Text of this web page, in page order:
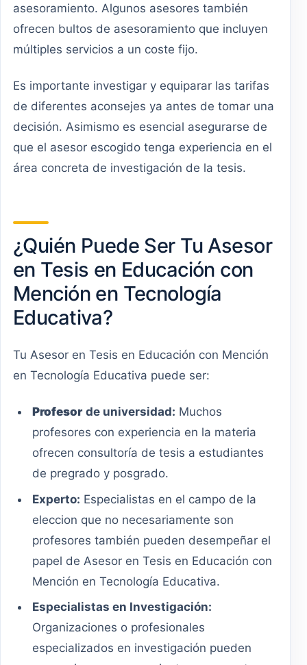
asesoramiento. Algunos asesores también
ofrecen bultos de asesoramiento que incluyen
múltiples servicios a un coste fijo.
Es importante investigar y equiparar las tarifas
de diferentes aconsejes ya antes de tomar una
decisión. Asimismo es esencial asegurarse de
que el asesor escogido tenga experiencia en el
área concreta de investigación de la tesis.
¿Quién Puede Ser Tu Asesor
en Tesis en Educación con
Mención en Tecnología
Educativa?
Tu Asesor en Tesis en Educación con Mención
en Tecnología Educativa puede ser:
Profesor de universidad: Muchos
profesores con experiencia en la materia
ofrecen consultoría de tesis a estudiantes
de pregrado y posgrado.
Experto: Especialistas en el campo de la
eleccion que no necesariamente son
profesores también pueden desempeñar el
papel de Asesor en Tesis en Educación con
Mención en Tecnología Educativa.
Especialistas en Investigación:
Organizaciones o profesionales
especializados en investigación pueden